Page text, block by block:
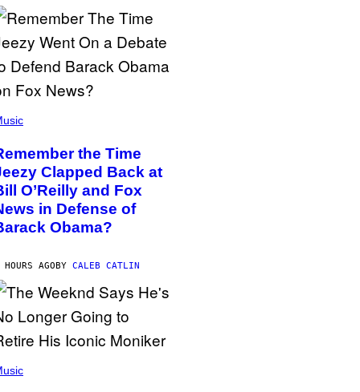
the Time
Clapped Back at
O’Reilly and Fox
in Defense of
Obama?
AGOBY CALEB CATLIN